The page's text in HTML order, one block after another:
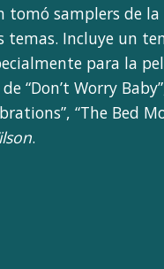
tomó samplers de
temas. Incluye un
para la
“Don’t Worry
“The Bed
.